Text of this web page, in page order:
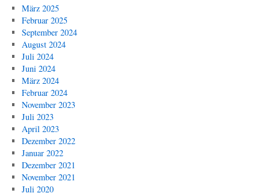
März 2025
Februar 2025
September 2024
August 2024
Juli 2024
Juni 2024
März 2024
Februar 2024
November 2023
Juli 2023
April 2023
Dezember 2022
Januar 2022
Dezember 2021
November 2021
Juli 2020